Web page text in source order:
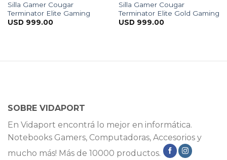
Silla Gamer Cougar
Terminator Elite Gaming
USD 999.00
Silla Gamer Cougar
Terminator Elite Gold Gaming
USD 999.00
SOBRE VIDAPORT
En Vidaport encontrá lo mejor en informática.
Notebooks Gamers, Computadoras, Accesorios y
mucho más! Más de 10000 productos.